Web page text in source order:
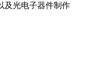
及光电子器件制作